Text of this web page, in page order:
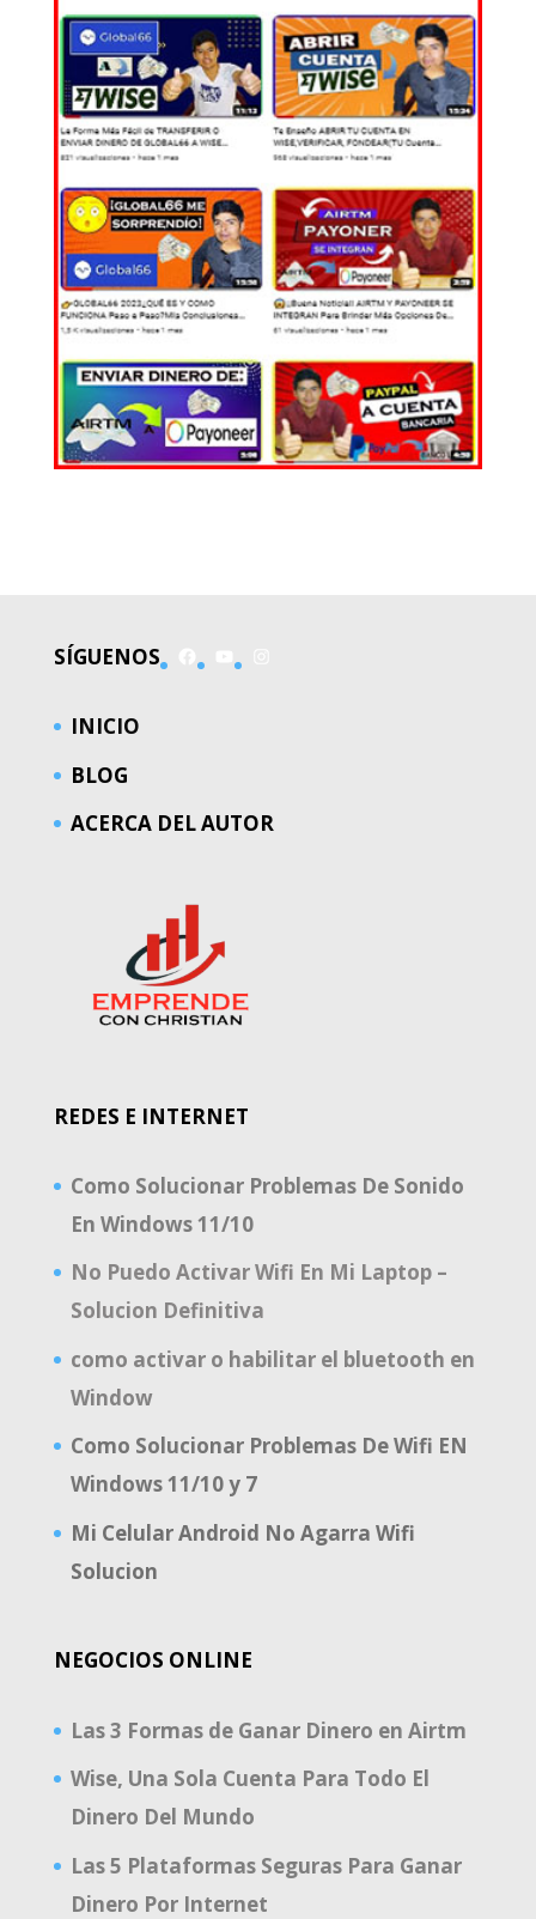
SÍGUENOS
INICIO
BLOG
ACERCA DEL AUTOR
REDES E INTERNET
Como Solucionar Problemas De Sonido
En Windows 11/10
No Puedo Activar Wifi En Mi Laptop –
Solucion Definitiva
como activar o habilitar el bluetooth en
Window
Como Solucionar Problemas De Wifi EN
Windows 11/10 y 7
Mi Celular Android No Agarra Wifi
Solucion
NEGOCIOS ONLINE
Las 3 Formas de Ganar Dinero en Airtm
Wise, Una Sola Cuenta Para Todo El
Dinero Del Mundo
Las 5 Plataformas Seguras Para Ganar
Dinero Por Internet